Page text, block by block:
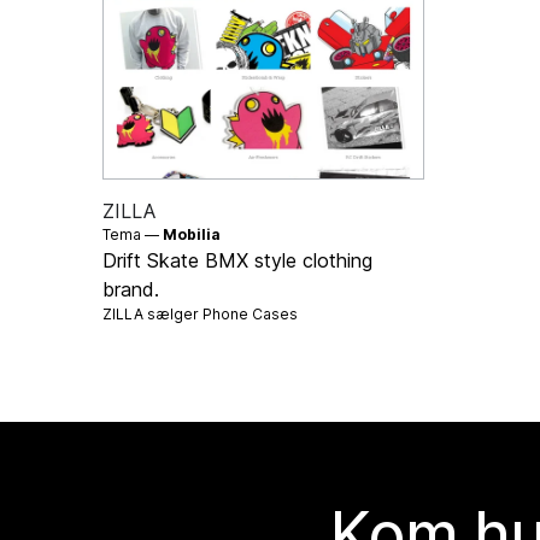
ZILLA
Tema — Mobilia
Drift Skate BMX style clothing
brand.
ZILLA sælger Phone Cases